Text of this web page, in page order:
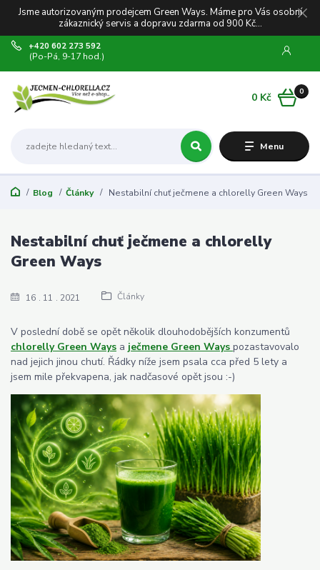
Jsme autorizovaným prodejcem Green Ways. Máme pro Vás osobní
zákaznický servis a dopravu zdarma od 900 Kč...
Menu
+420 602 273 592
(Po-Pá, 9-17 hod.)
0
0 Kč
Blog Články Nestabilní chuť ječmene a chlorelly Green Ways
16 11 2021 Články
Nestabilní chuť ječmene a chlorelly
Green Ways
V poslední době se opět několik dlouhodobějších konzumentů
chlorelly Green Ways a ječmene Green Ways pozastavovalo
nad jejich jinou chutí. Řádky níže jsem psala cca před 5 lety a
jsem mile překvapena, jak nadčasové opět jsou :-)